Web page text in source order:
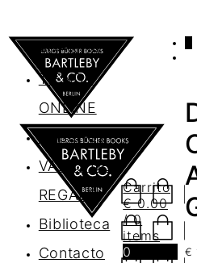
AGENDA
TIENDA
ONLINE
Nosotros
VALES DE
REGALO
Biblioteca
Contacto
Carrito
€0.00
/ 0
items
0
€